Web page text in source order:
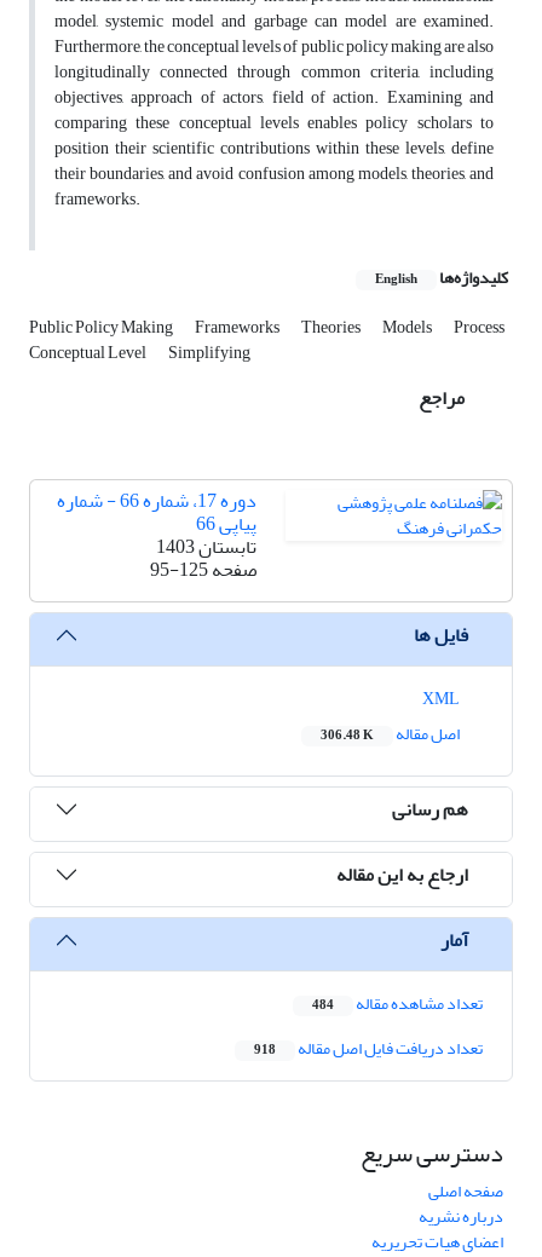
model, systemic model and garbage can model are examined.
Furthermore, the conceptual levels of public policy making are also
longitudinally connected through common criteria, including
objectives, approach of actors, field of action. Examining and
comparing these conceptual levels enables policy scholars to
position their scientific contributions within these levels, define
their boundaries, and avoid confusion among models, theories, and
frameworks.
کلیدواژه‌ها English
Public Policy Making Frameworks Theories Models Process
Conceptual Level Simplifying
مراجع
دوره 17، شماره 66 - شماره
پیاپی 66
تابستان 1403
صفحه95-125
فایل ها
اصل مقاله
306.48 K
هم رسانی
ارجاع به این مقاله
آمار
تعداد مشاهده مقاله 484
تعداد دریافت فایل اصل مقاله 918
دسترسی سریع
صفحه اصلی
درباره نشریه
اعضای هیات تحریریه